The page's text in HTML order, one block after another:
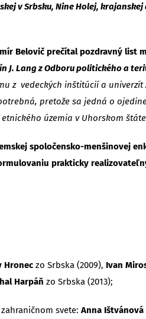
v Srbsku, Nine Holej,
Belovič prečítal pozdravný list
J. Lang z Odboru politického a
z vedeckých inštitúcií a univerzít
pretože sa jedná o
územia v Uhorskom
spoločensko-menšinovej
prakticky
Hronec zo Srbska (2009), Ivan
Harpáň zo Srbska (2013);
svete: Anna Ištvánová